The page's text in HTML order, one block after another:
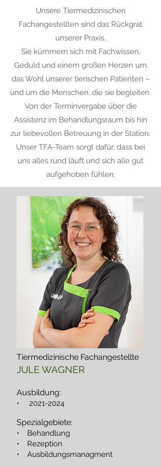
Unsere Tiermedizinischen
Fachangestellten sind das Rückgrat
unserer Praxis.
Sie kümmern sich mit Fachwissen,
Geduld und einem großen Herzen um
das Wohl unserer tierischen Patienten –
und um die Menschen, die sie begleiten.
Von der Terminvergabe über die
Assistenz im Behandlungsraum bis hin
zur liebevollen Betreuung in der Station:
Unser TFA-Team sorgt dafür, dass bei
uns alles rund läuft und sich alle gut
aufgehoben fühlen.
Tiermedizinische Fachangestellte
JULE WAGNER
Ausbildung:
• 2021-2024
Spezialgebiete:
• Behandlung
• Rezeption
• Ausbildungsmanagment